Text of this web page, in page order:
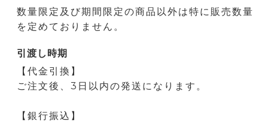
数量限定及び期間限定の商品以外は特に販売数量
を定めておりません。
引渡し時期
【代金引換】
ご注文後、3日以内の発送になります。
【銀行振込】